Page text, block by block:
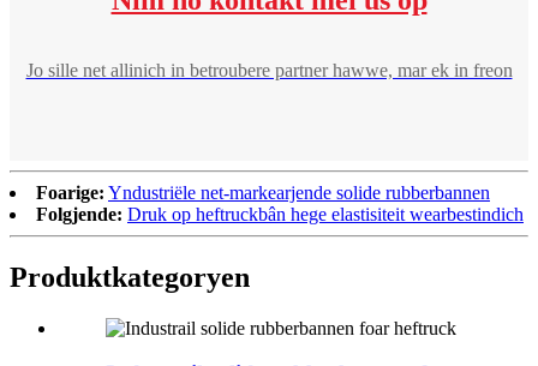
Jo sille net allinich in betroubere partner hawwe, mar ek in freon
Foarige: Yndustriële net-markearjende solide rubberbannen
Folgjende: Druk op heftruckbân hege elastisiteit wearbestindich
Produktkategoryen